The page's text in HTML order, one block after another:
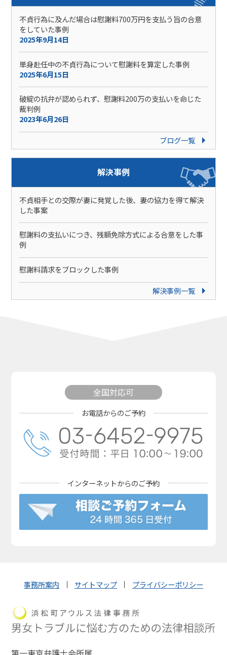
不貞行為に及んだ場合は慰謝料700万円を支払う旨の合意
をしていた事例
2025年9月14日
単身赴任中の不貞行為について慰謝料を算定した事例
2025年6月15日
破綻の抗弁が認められず、慰謝料200万の支払いを命じた
裁判例
2023年6月26日
ブログ一覧
解決事例
不貞相手との交際が妻に発覚した後、妻の協力を得て解決
した事案
慰謝料の支払いにつき、残額免除方式による合意をした事
例
慰謝料請求をブロックした事例
解決事例一覧
全国対応可
お電話からのご予約
インターネットからのご予約
事務所案内 サイトマップ プライバシーポリシー